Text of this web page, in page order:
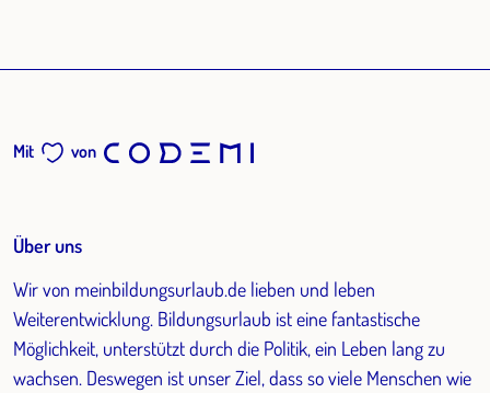
Mit von
Über uns
Wir von meinbildungsurlaub.de lieben und leben
Weiterentwicklung. Bildungsurlaub ist eine fantastische
Möglichkeit, unterstützt durch die Politik, ein Leben lang zu
wachsen. Deswegen ist unser Ziel, dass so viele Menschen wie